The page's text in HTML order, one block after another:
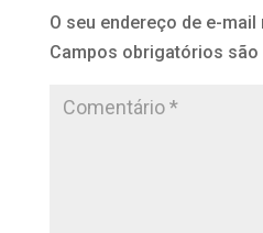
O seu endereço de e-
Campos obrigatórios